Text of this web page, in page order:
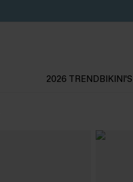
2026 TRENDBIKINI'S